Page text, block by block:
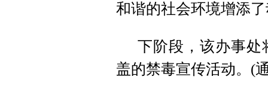
和谐的社会环境增添
下阶段，该办事处
盖的禁毒宣传活动。(